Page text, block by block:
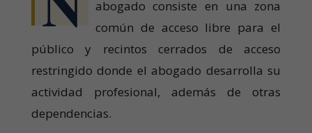
abogado consiste en una zona
común de acceso libre para el
público y recintos cerrados de acceso
restringido donde el abogado desarrolla su
actividad profesional, además de otras
dependencias.